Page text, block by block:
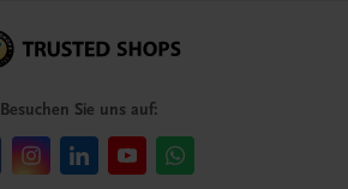
Besuchen Sie uns auf: